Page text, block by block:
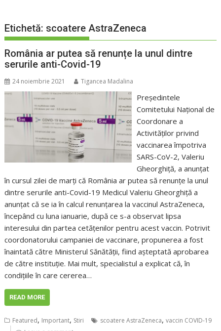
Etichetă: scoatere AstraZeneca
România ar putea să renunțe la unul dintre
serurile anti-Covid-19
24 noiembrie 2021 Tigancea Madalina
Preşedintele
Comitetului Naţional de
Coordonare a
Activităţilor privind
vaccinarea împotriva
SARS-CoV-2, Valeriu
Gheorghiţă, a anunţat
în cursul zilei de marți că România ar putea să renunțe la unul
dintre serurile anti-Covid-19 Medicul Valeriu Gheorghiță a
anunțat că se ia în calcul renunțarea la vaccinul AstraZeneca,
începând cu luna ianuarie, după ce s-a observat lipsa
interesului din partea cetățenilor pentru acest vaccin. Potrivit
coordonatorului campaniei de vaccinare, propunerea a fost
înaintată către Ministerul Sănătății, fiind așteptată aprobarea
de către instituție. Mai mult, specialistul a explicat că, în
condițiile în care cererea…
READ MORE
Featured, Important, Stiri scoatere AstraZeneca,vaccin COVID-19